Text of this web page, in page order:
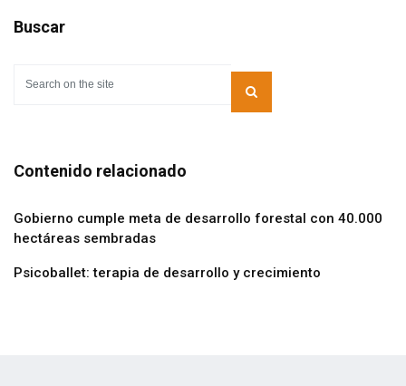
Buscar
Contenido relacionado
Gobierno cumple meta de desarrollo forestal con 40.000
hectáreas sembradas
Psicoballet: terapia de desarrollo y crecimiento